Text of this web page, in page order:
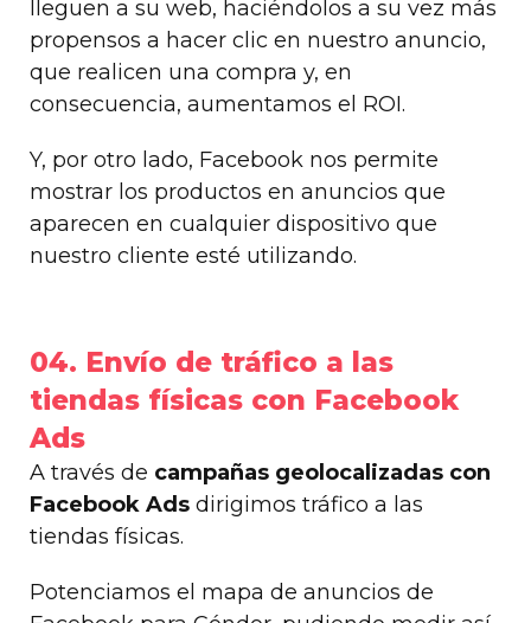
lleguen a su web, haciéndolos a su vez más
propensos a hacer clic en nuestro anuncio,
que realicen una compra y, en
consecuencia, aumentamos el ROI.
Y, por otro lado, Facebook nos permite
mostrar los productos en anuncios que
aparecen en cualquier dispositivo que
nuestro cliente esté utilizando.
04. Envío de tráfico a las
tiendas físicas con Facebook
Ads
A través de campañas geolocalizadas con
Facebook Ads dirigimos tráfico a las
tiendas físicas.
Potenciamos el mapa de anuncios de